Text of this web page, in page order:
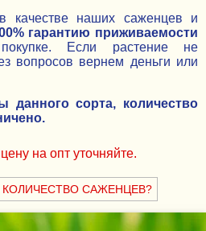
качестве наших саженцев и
гарантию приживаемости
Если растение не
вопросов вернем деньги или
данного сорта, количество
на опт уточняйте.
КОЛИЧЕСТВО САЖЕНЦЕВ?